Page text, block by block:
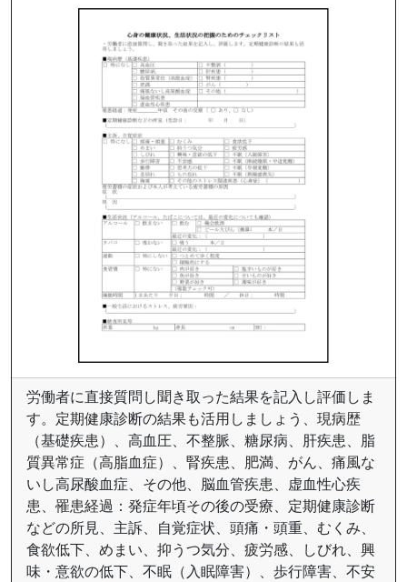
労働者に直接質問し聞き取った結果を記入し評価しま
す。定期健康診断の結果も活用しましょう、現病歴
（基礎疾患）、高血圧、不整脈、糖尿病、肝疾患、脂
質異常症（高脂血症）、腎疾患、肥満、がん、痛風な
いし高尿酸血症、その他、脳血管疾患、虚血性心疾
患、罹患経過：発症年頃その後の受療、定期健康診断
などの所見、主訴、自覚症状、頭痛・頭重、むくみ、
食欲低下、めまい、抑うつ気分、疲労感、しびれ、興
味・意欲の低下、不眠（入眠障害）、歩行障害、不安